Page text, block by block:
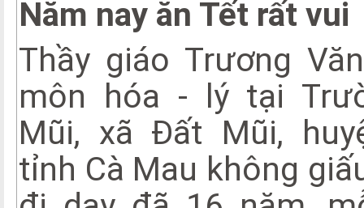
Năm nay ăn Tết rất vui
Thầy giáo Trương
môn hóa - lý tại
Mũi, xã Đất Mũi,
tỉnh Cà Mau không